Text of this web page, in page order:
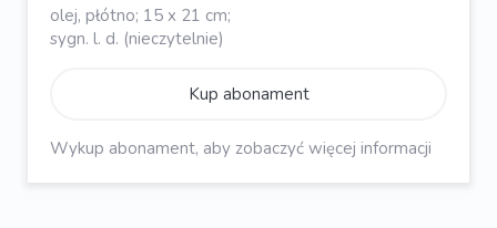
olej, płótno; 15 x 21 cm;
sygn. l. d. (nieczytelnie)
Kup abonament
Wykup abonament, aby zobaczyć więcej informacji